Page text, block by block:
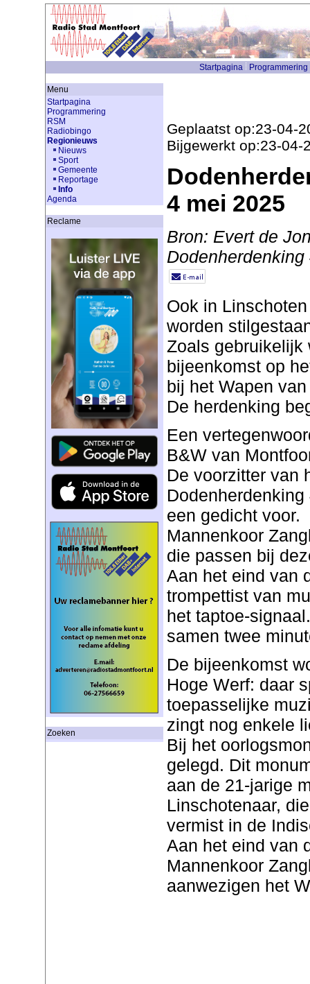
Startpagina Programmering
Menu
Startpagina
Programmering
RSM
Radiobingo
Regionieuws
Nieuws
Sport
Gemeente
Reportage
Info
Agenda
Reclame
Zoeken
Geplaatst op:23-04-
Bijgewerkt op:23-04-
4 mei 2025
Bron: Evert de
Ook in
worden
Zoals gebruikelijk
bijeenkomst op
bij het Wapen
De herdenking
Een
B&W van
De voorzitter van
een gedicht voor.
Mannenkoor
die passen bij
Aan het eind van
trompettist van
het taptoe-
samen twee
De bijeenkomst
Hoge Werf: daar
toepasselijke
zingt nog enkele
Bij het
gelegd. Dit
aan de 21-jarige
Linschotenaar,
vermist in de
Aan het eind van
Mannenkoor
aanwezigen het